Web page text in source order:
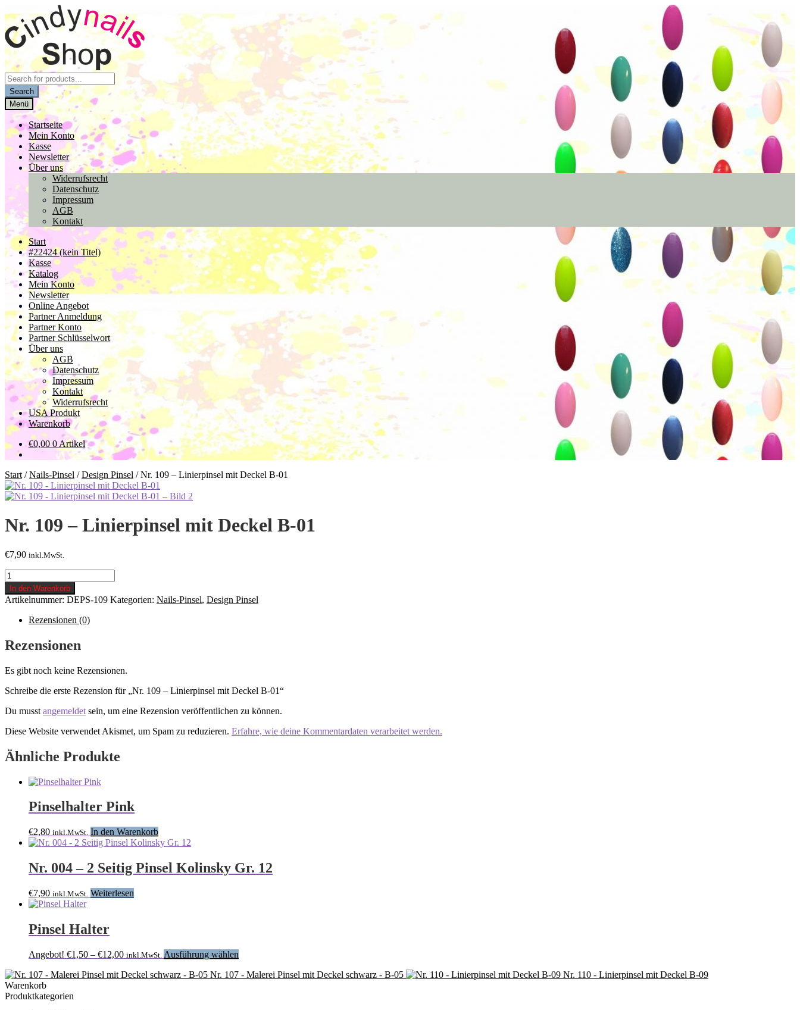
Navigation
springen
Inhalt
springen
Products
search
Search
Menü
Startseite
Mein Konto
Kasse
Newsletter
Über uns
Widerrufsrecht
Datenschutz
Impressum
AGB
Kontakt
Start
#22424 (kein Titel)
Kasse
Katalog
Mein Konto
Newsletter
Online Angebot
Partner Anmeldung
Partner Konto
Partner Schlüsselwort
Über uns
AGB
Datenschutz
Impressum
Kontakt
Widerrufsrecht
USA Produkt
Warenkorb
€0,00 0 Artikel
Start /Nails-Pinsel /Design Pinsel /Nr. 109 – Linierpinsel mit Deckel B-01
Nr. 109 – Linierpinsel mit Deckel B-01
€7,90 inkl.MwSt.
Nr.
109
-
Linierpinsel
Deckel
B-
01
In den Warenkorb
Artikelnummer: DEPS-109 Kategorien: Nails-Pinsel, Design Pinsel
Rezensionen (0)
Rezensionen
Es gibt noch keine Rezensionen.
Schreibe die erste Rezension für „Nr. 109 – Linierpinsel mit Deckel B-01“
Du musst angemeldet sein, um eine Rezension veröffentlichen zu können.
Diese Website verwendet Akismet, um Spam zu reduzieren. Erfahre, wie deine Kommentardaten verarbeitet werden.
Ähnliche Produkte
Pinselhalter Pink
€2,80 inkl.MwSt. In den Warenkorb
Nr. 004 – 2 Seitig Pinsel Kolinsky Gr. 12
€7,90 inkl.MwSt. Weiterlesen
Pinsel Halter
Angebot! €1,50 – €12,00Preisspanne:
bis
inkl.MwSt. Ausführung wählen
weist
Nr. 107 - Malerei Pinsel mit Deckel schwarz - B-05
Nr. 110 - Linierpinsel mit Deckel B-09
Warenkorb
Produktkategorien